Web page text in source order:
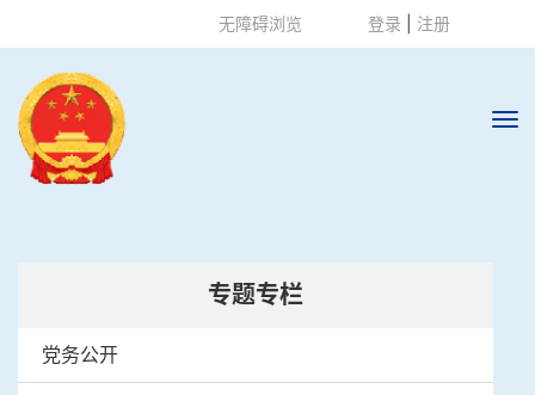
登录 注册
无障碍浏览
随州市自然资
源和城乡建设
局
专题专栏
党务公开